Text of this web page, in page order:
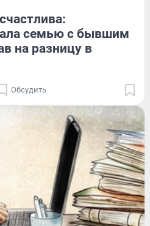
семью с бывшим
на разницу в
Обсудить